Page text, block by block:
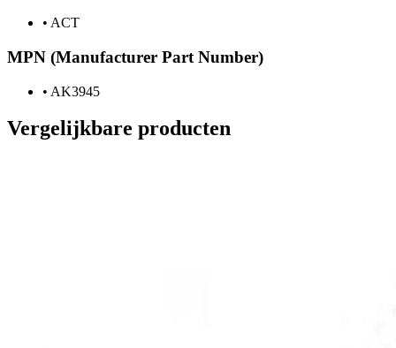
• ACT
MPN (Manufacturer Part Number)
• AK3945
Vergelijkbare producten